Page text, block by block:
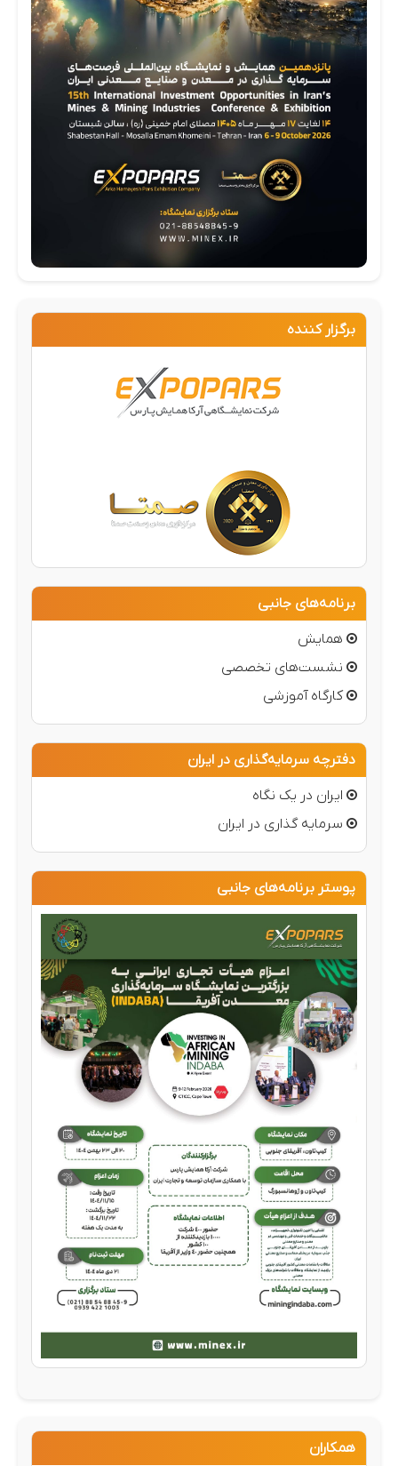
برگزار کننده
برنامه‌های جانبی
همایش
نشست‌های تخصصی
کارگاه آموزشی
دفترچه سرمایه‌گذاری در ایران
ایران در یک نگاه
سرمایه گذاری در ایران
پوستر برنامه‌های جانبی
همکاران